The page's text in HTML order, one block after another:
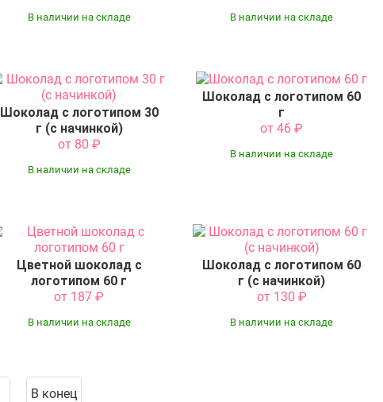
В наличии на складе В наличии на складе
Шоколад с логотипом 30
г (с начинкой)
от 80 ₽
В наличии на складе
Шоколад с логотипом 60
г
от 46₽
В наличии на складе
Цветной шоколад с
логотипом 60 г
от 187₽
В наличии на складе
Шоколад с логотипом 60
г (с начинкой)
от 130 ₽
В наличии на складе
В конец